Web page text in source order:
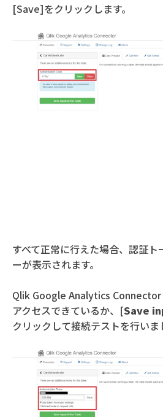
[Save]をクリックします。
すべて正常に行えた場合、認証
ーが表示されます。
Qlik Google Analytics
アクセスできているか、[Save
クリックして接続テストを行いま